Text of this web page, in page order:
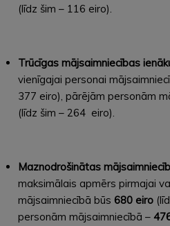
(līdz šim – 116 eiro).
Trūcīgas mājsaimniecības
vienīgajai personai
377 eiro), pārējām personām
(līdz šim – 264 eiro).
Maznodrošinātas
maksimālais apmērs pirmajai
mājsaimniecībā būs 680 eiro
personām mājsaimniecībā –